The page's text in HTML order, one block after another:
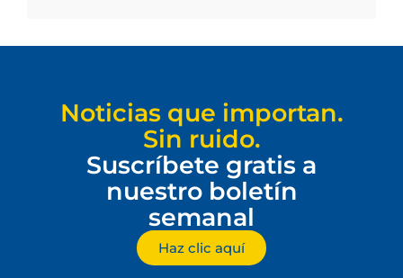
Noticias que importan.
Sin ruido.
Suscríbete gratis a
nuestro boletín
semanal
Haz clic aquí